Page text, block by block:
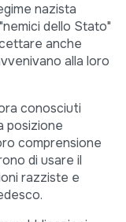
nazista
dello Stato"
anche
alla loro
conosciuti
posizione
comprensione
di usare il
razziste e